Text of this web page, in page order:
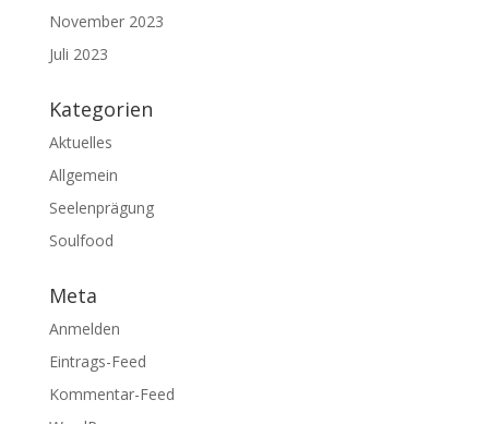
November 2023
Juli 2023
Kategorien
Aktuelles
Allgemein
Seelenprägung
Soulfood
Meta
Anmelden
Eintrags-Feed
Kommentar-Feed